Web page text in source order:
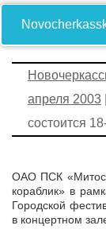
апреля 2003
состоится
ОАО ПСК
кораблик» в
Городской
в концертном